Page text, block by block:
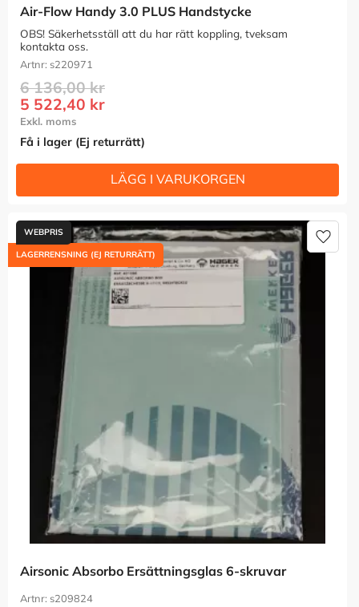
Air-Flow Handy 3.0 PLUS Handstycke
OBS! Säkerhetsställ att du har rätt koppling, tveksam
kontakta oss.
s220971
5 522,40 kr
6 136,00kr
Få i lager (Ej returrätt)
Airsonic Absorbo Ersättningsglas 6-skruvar
s209824
LAGERRENSNING (EJ RETURRÄTT)
Lägg